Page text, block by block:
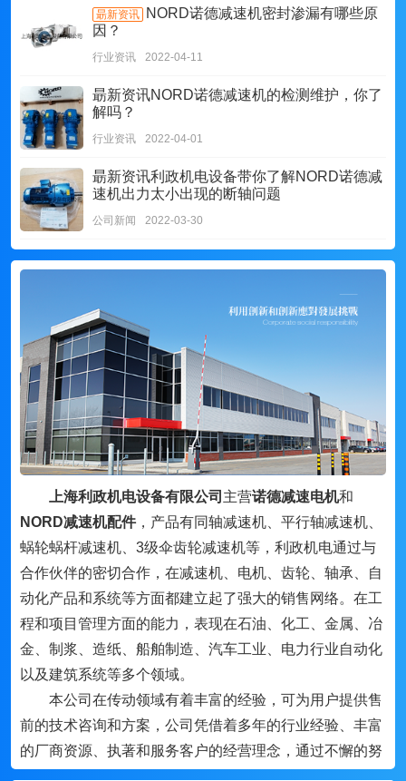
朂新资讯
NORD诺德减速机密封渗漏有哪些原
因？
行业资讯 2022-04-11
朂新资讯NORD诺德减速机的检测维护，你了
解吗？
行业资讯 2022-04-01
朂新资讯利政机电设备带你了解NORD诺德减
速机出力太小出现的断轴问题
公司新闻 2022-03-30
上海利政机电设备有限公司 主营诺德减速电机和
NORD减速机配件，产品有同轴减速机、平行轴减速机、
蜗轮蜗杆减速机、3级伞齿轮减速机等，利政机电通过与
合作伙伴的密切合作，在减速机、电机、齿轮、轴承、自
动化产品和系统等方面都建立起了强大的销售网络。在工
程和项目管理方面的能力，表现在石油、化工、金属、冶
金、制浆、造纸、船舶制造、汽车工业、电力行业自动化
以及建筑系统等多个领域。
本公司在传动领域有着丰富的经验，可为用户提供售
前的技术咨询和方案，公司凭借着多年的行业经验、丰富
的厂商资源、执著和服务客户的经营理念，通过不懈的努
力，与国内外的机电行业品牌及许多厂家密切合作，形成